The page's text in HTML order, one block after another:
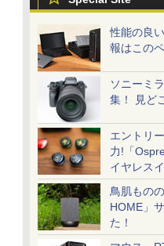
性能の良
報はこの
ソニーミ
集！ 見ど
エントリ
力!「
イヤレス
一気に聴く
鳥肌もの
HOME」
た！